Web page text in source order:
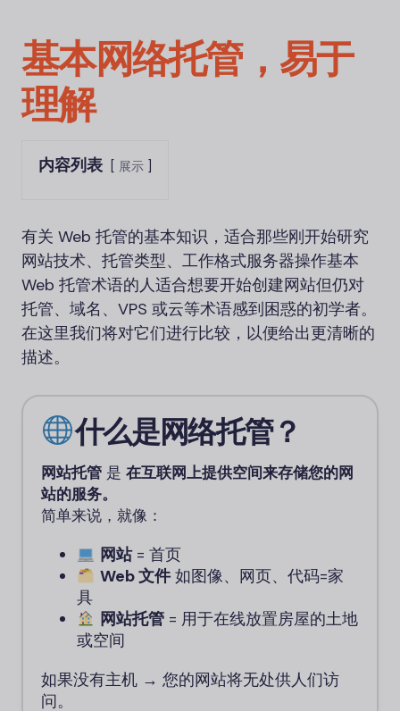
基本网络托管，易于
理解
内容列表 展示
有关 Web 托管的基本知识，适合那些刚开始研究
网站技术、托管类型、工作格式服务器操作基本
Web 托管术语的人适合想要开始创建网站但仍对
托管、域名、VPS 或云等术语感到困惑的初学者。
在这里我们将对它们进行比较，以便给出更清晰的
描述。
什么是网络托管？
网站托管 是 在互联网上提供空间来存储您的网
站的服务。
简单来说，就像：
网站= 首页
Web 文件如图像、网页、代码=家
具
网站托管= 用于在线放置房屋的土地
或空间
如果没有主机 → 您的网站将无处供人们访
问。